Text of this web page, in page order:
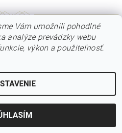
Vám umožnili pohodlné
analýze prevádzky webu
výkon a použiteľnosť.